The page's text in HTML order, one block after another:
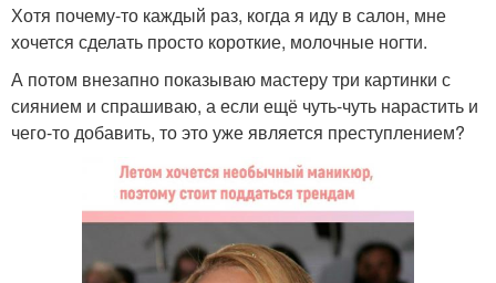
Хотя почему-то каждый раз, когда я иду в салон, мне
хочется сделать просто короткие, молочные ногти.
А потом внезапно показываю мастеру три картинки с
сиянием и спрашиваю, а если ещё чуть-чуть нарастить и
чего-то добавить, то это уже является преступлением?